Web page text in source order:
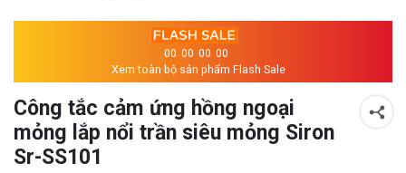
00 00 00 00
Xem toàn bộ sản phẩm Flash Sale
Công tắc cảm ứng hồng ngoại
mỏng lắp nổi trần siêu mỏng Siron
Sr-SS101